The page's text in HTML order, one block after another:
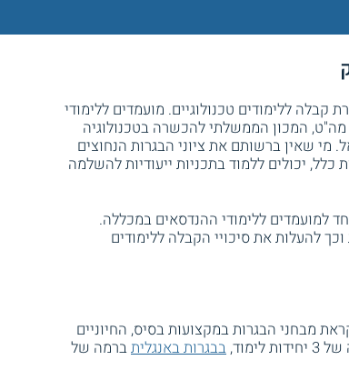
קבלה ללימודים טכנולוגיים. מועמדים ללימודי
מה"ט, המכון הממשלתי להכשרה בטכנולוגיה
שאין ברשותם את ציוני הבגרות הנחוצים
יכולים ללמוד בתכניות ייעודיות להשלמה
למועמדים ללימודי ההנדסאים במכללה.
להעלות את סיכויי הקבלה ללימודים
מבחני הבגרות במקצועות בסיס, החיוניים
לימוד, בבגרות באנגליתברמה של